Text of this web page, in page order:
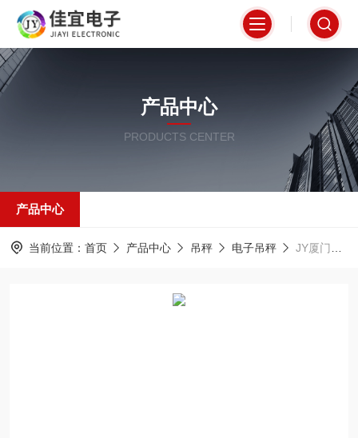
产品中心
PRODUCTS CENTER
产品中心
当前位置： 首页 产品中心 吊秤 电子吊秤 JY厦门吊称